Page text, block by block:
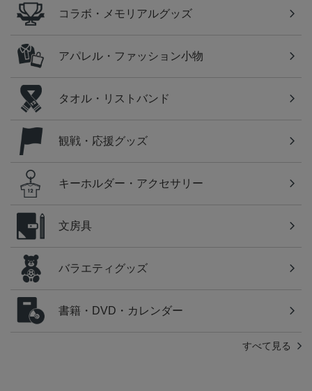
コラボ・メモリアルグッズ
アパレル・ファッション小物
タオル・リストバンド
観戦・応援グッズ
キーホルダー・アクセサリー
文房具
バラエティグッズ
書籍・DVD・カレンダー
すべて見る